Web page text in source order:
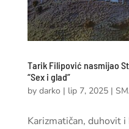
Tarik Filipović nasmijao
“Sex i glad”
by darko | lip 7, 2025|
Karizmatičan, duhovit